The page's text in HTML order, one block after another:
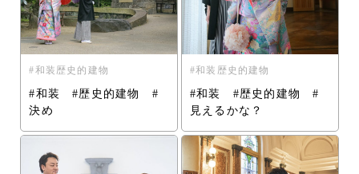
和装歴史的建物
#和装 #歴史的建物 #
決め
和装歴史的建物
#和装 #歴史的建物 #
見えるかな？